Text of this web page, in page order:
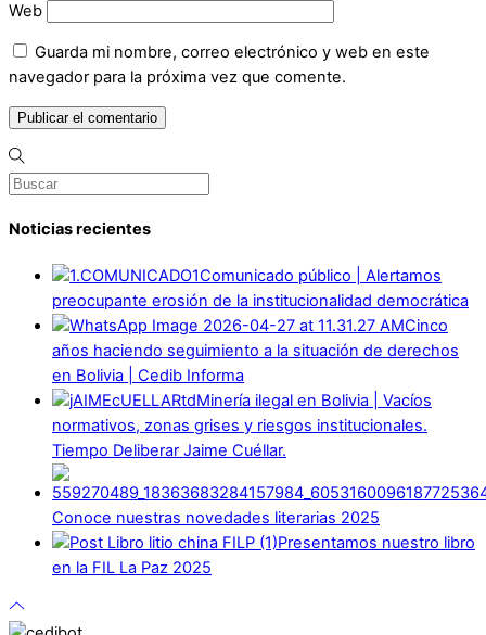
Web
Guarda mi nombre, correo electrónico y web en este
navegador para la próxima vez que comente.
Noticias recientes
Comunicado público | Alertamos
preocupante erosión de la institucionalidad democrática
Cinco
años haciendo seguimiento a la situación de derechos
en Bolivia | Cedib Informa
Minería ilegal en Bolivia | Vacíos
normativos, zonas grises y riesgos institucionales.
Tiempo Deliberar Jaime Cuéllar.
Conoce nuestras novedades literarias 2025
Presentamos nuestro libro
en la FIL La Paz 2025